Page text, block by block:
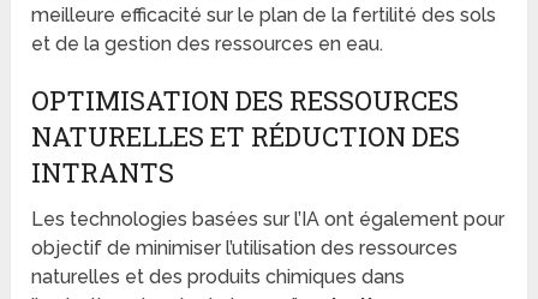
meilleure efficacité sur le plan de la fertilité des sols
et de la gestion des ressources en eau.
OPTIMISATION DES RESSOURCES
NATURELLES ET RÉDUCTION DES
INTRANTS
Les technologies basées sur l’IA ont également pour
objectif de minimiser l’utilisation des ressources
naturelles et des produits chimiques dans